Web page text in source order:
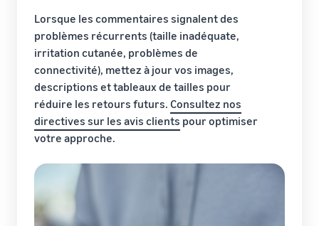
Lorsque les commentaires signalent des
problèmes récurrents (taille inadéquate,
irritation cutanée, problèmes de
connectivité), mettez à jour vos images,
descriptions et tableaux de tailles pour
réduire les retours futurs. Consultez nos
directives sur les avis clients pour optimiser
votre approche.